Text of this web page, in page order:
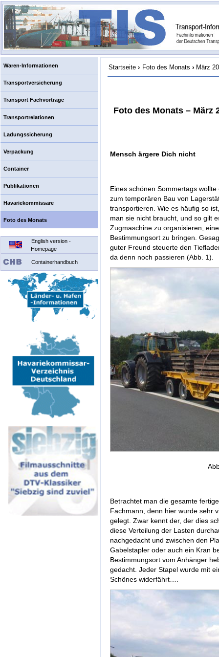
Waren-Informationen
Transportversicherung
Transport Fachvorträge
Transportrelationen
Ladungssicherung
Verpackung
Container
Publikationen
Havariekommissare
Foto des Monats
English version -
Homepage
Containerhandbuch
Startseite › Foto des Monats › März
Foto des Monats – März
Mensch ärgere Dich nicht
Eines schönen Sommertags
zum temporären Bau von
transportieren. Wie es häufig so
man sie nicht braucht, und so gilt
Zugmaschine zu organisieren,
Bestimmungsort zu bringen.
guter Freund steuerte den
da denn noch passieren (Abb. 1).
Betrachtet man die gesamte
Fachmann, denn hier wurde sehr
gelegt. Zwar kennt der, der dies
diese Verteilung der Lasten
nachgedacht und zwischen den
Gabelstapler oder auch ein Kran
Bestimmungsort vom Anhänger
gedacht. Jeder Stapel wurde mit
Schönes widerfährt….